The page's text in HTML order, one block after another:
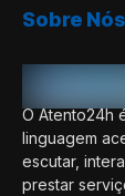
Sobre Nós
O Atento24h
linguagem
escutar,
prestar